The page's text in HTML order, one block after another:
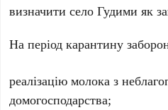
визначити село Гудими як
На період карантину
реалізацію молока з
домогосподарства;